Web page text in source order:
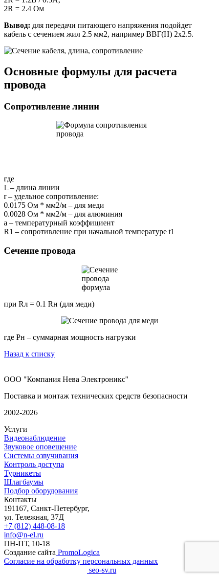
2R = 2.4 Ом
Вывод: для передачи питающего напряжения подойдет
кабель с сечением жил 2.5 мм2, например ВВГ(Н) 2х2.5.
Основные формулы для расчета
провода
Сопротивление линии
где
L – длина линии
r – удельное сопротивление:
0.0175 Ом * мм2/м – для меди
0.0028 Ом * мм2/м – для алюминия
a – температурный коэффициент
R1 – сопротивление при начальной температуре t1
Сечение провода
при Rл = 0.1 Rн (для меди)
где Pн – суммарная мощность нагрузки
Назад к списку
ООО "Компания Нева Электроникс"
Поставка и монтаж технических средств безопасности
2002-2026
Услуги
Видеонаблюдение
Звуковое оповещение
Системы озвучивания
Контроль доступа
Турникеты
Шлагбаумы
Подбор оборудования
Контакты
191167, Санкт-Петербург,
ул. Тележная, 37Д
+7 (812) 448-08-18
info@n-el.ru
ПН-ПТ, 10-18
Создание сайта PromoLogica
Согласие на обработку персональных данных
seo-sv.ru